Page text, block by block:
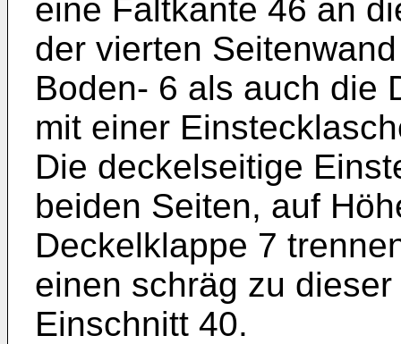
eine Faltkante 46 an
der vierten
Boden- 6 als auch die
mit einer
Die deckelseitige
beiden Seiten, auf
Deckelklappe 7
einen schräg zu
Einschnitt 40.